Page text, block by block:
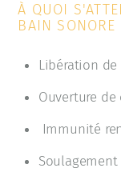
À QUOI
BAIN SONORE
Libération
Ouverture de
Immunité